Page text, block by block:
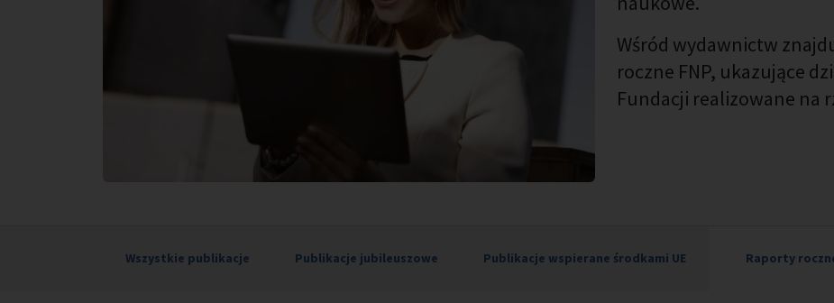
Wśród wydawnictw
roczne FNP, ukazujące
Fundacji realizowane na
Wszystkie publikacje Publikacje jubileuszowe Publikacje wspierane środkami UE Raporty